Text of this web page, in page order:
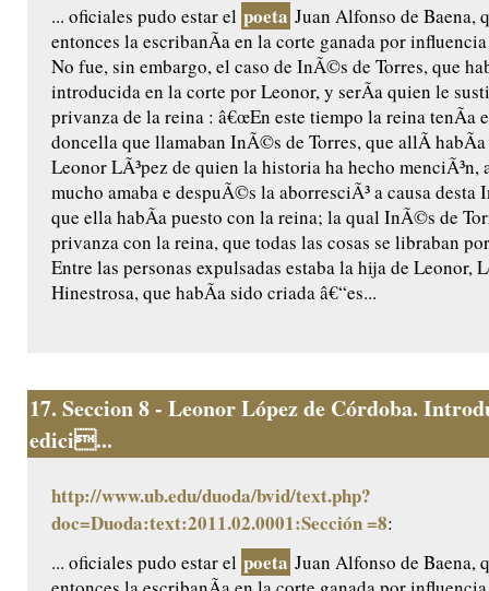
... oficiales pudo estar el poeta Juan Alfonso de Baena,
entonces la escribanÃ­a en la corte ganada por
No fue, sin embargo, el caso de InÃ©s de Torres, que
introducida en la corte por Leonor, y serÃ­a quien le
privanza de la reina : â€œEn este tiempo la reina tenÃ­a
doncella que llamaban InÃ©s de Torres, que allÃ­
Leonor LÃ³pez de quien la historia ha hecho menciÃ³n,
mucho amaba e despuÃ©s la aborresciÃ³ a causa desta
que ella habÃ­a puesto con la reina; la qual InÃ©s de
privanza con la reina, que todas las cosas se libraban por
Entre las personas expulsadas estaba la hija de Leonor,
Hinestrosa, que habÃ­a sido criada â€“es...
17. Seccion 8 - Leonor López de Córdoba.
edici...
http://www.ub.edu/duoda/bvid/text.php?
doc=Duoda:text:2011.02.0001:Sección =8:
... oficiales pudo estar el poeta Juan Alfonso de Baena,